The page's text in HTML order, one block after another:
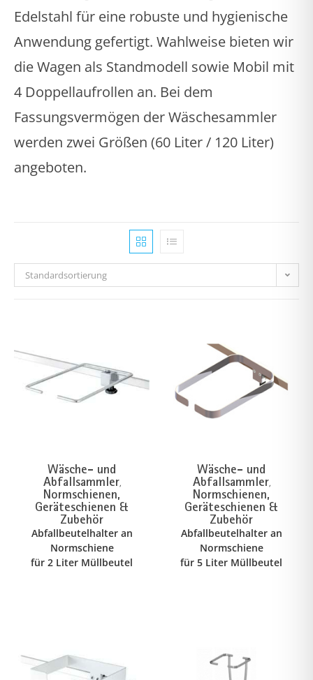
Edelstahl für eine robuste und hygienische
Anwendung gefertigt. Wahlweise bieten wir
die Wagen als Standmodell sowie Mobil mit
4 Doppellaufrollen an. Bei dem
Fassungsvermögen der Wäschesammler
werden zwei Größen (60 Liter / 120 Liter)
angeboten.
Standardsortierung
Wäsche- und
Abfallsammler,
Normschienen,
Geräteschienen &
Zubehör
Abfallbeutelhalter an
Normschiene
für 2 Liter Müllbeutel
Wäsche- und
Abfallsammler,
Normschienen,
Geräteschienen &
Zubehör
Abfallbeutelhalter an
Normschiene
für 5 Liter Müllbeutel